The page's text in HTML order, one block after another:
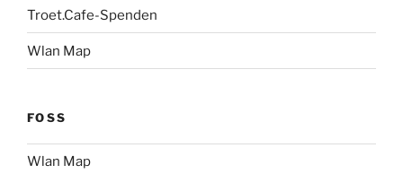
Troet.Cafe-Spenden
Wlan Map
FOSS
Wlan Map